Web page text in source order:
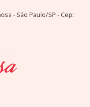
- São Paulo/SP - Cep: